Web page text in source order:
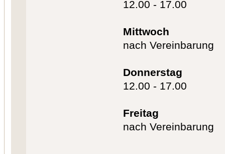
12.00 - 17.00
Mittwoch
nach Vereinbarung
Donnerstag
12.00 - 17.00
Freitag
nach Vereinbarung